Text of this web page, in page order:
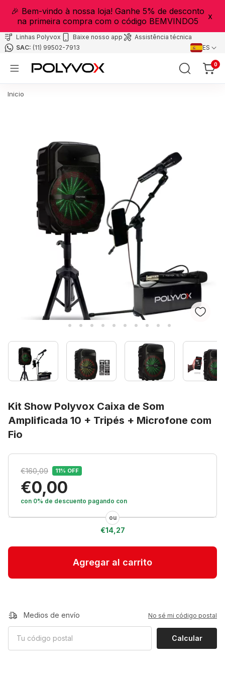
🎉 Bem-vindo à nossa loja! Ganhe 5% de desconto
na primeira compra com o código BEMVINDO5
x
Linhas Polyvox Baixe nosso app
Assistência técnica
(11) 99502-7913
ES
0
Inicio
Kit Show Polyvox Caixa de Som
Amplificada 10 + Tripés + Microfone com
Fio
11% OFF
€160,09
€0,00
con 0% de descuento pagando con
€14,27
Medios de envío
Calcular
No sé mi código postal